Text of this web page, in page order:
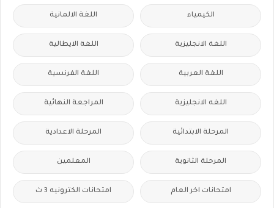
الكيمياء اللغة الالمانية
اللغة الانجليزية اللغة الايطالية
اللغة العربية اللغة الفرنسية
اللغه الانجليزية المراجعة النهائية
المرحلة الابتدائية المرحلة الاعدادية
المرحلة الثانوية المعلمين
امتحانات اخر العام امتحانات الكترونيه 3 ث